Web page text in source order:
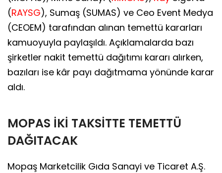
(RAYSG), Sumaş (SUMAS) ve Ceo Event Medya
(CEOEM) tarafından alınan temettü kararları
kamuoyuyla paylaşıldı. Açıklamalarda bazı
şirketler nakit temettü dağıtımı kararı alırken,
bazıları ise kâr payı dağıtmama yönünde karar
aldı.
MOPAS İKİ TAKSİTTE TEMETTÜ
DAĞITACAK
Mopaş Marketcilik Gıda Sanayi ve Ticaret A.Ş.